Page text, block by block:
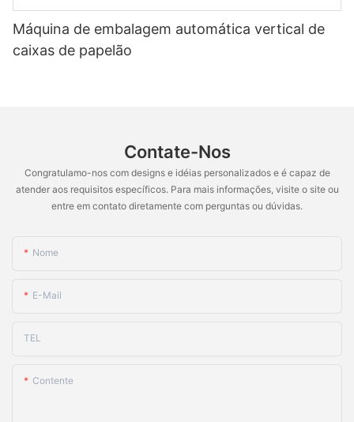
Máquina de embalagem automática vertical de
caixas de papelão
Contate-Nos
Congratulamo-nos com designs e idéias personalizados e é capaz de
atender aos requisitos específicos. Para mais informações, visite o site ou
entre em contato diretamente com perguntas ou dúvidas.
Nome
E-Mail
TEL
Contente